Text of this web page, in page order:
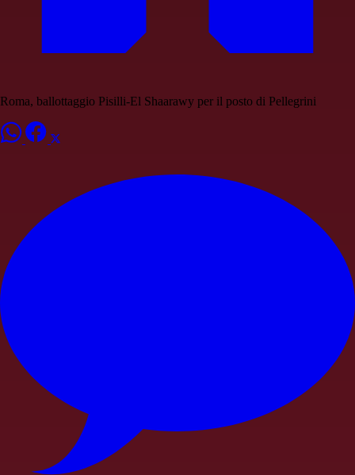
Roma, ballottaggio Pisilli-El Shaarawy per il posto di Pellegrini